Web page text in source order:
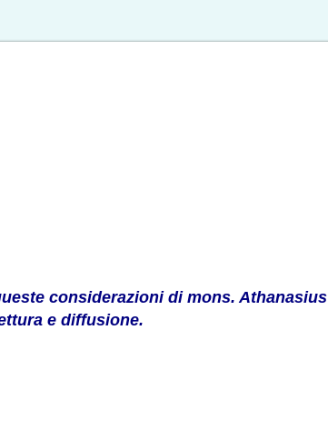
considerazioni di mons. Athanasius
e diffusione.